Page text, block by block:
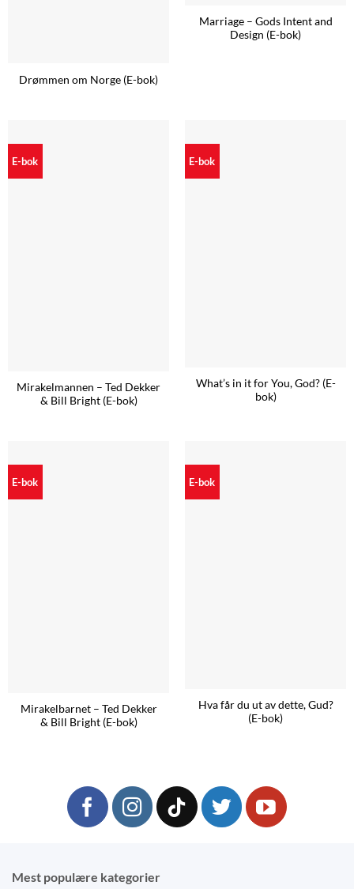
Drømmen om Norge (E-bok)
Marriage – Gods Intent and
Design (E-bok)
E-bok
Mirakelmannen – Ted Dekker
& Bill Bright (E-bok)
E-bok
What’s in it for You, God? (E-
bok)
E-bok
Mirakelbarnet – Ted Dekker
& Bill Bright (E-bok)
E-bok
Hva får du ut av dette, Gud?
(E-bok)
Mest populære kategorier